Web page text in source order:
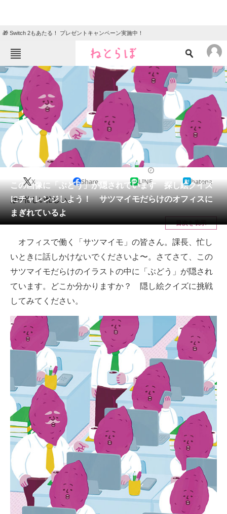
🎁 Switch 2もあたる！ プレゼントキャンペーン実施中！
ねとらぼメニュー
TOP ニュース
エンタメ クイズ
グルメ
住まい 教育・育児
動物 リサーチ
会員記事
メディア
注目記事を集めた総合ページ
ITの今と未来を見通す
スマホと通信の最新トレンド
進化するPCとデバイスの未来
ビジネスと働き方のヒント
AI活用のいまが分かる
企業ITのトレンドを詳説
経営リーダーのコミュニティ
マーケ×ITの今がよく分かる
ITエンジニア向け専門サイト
企業向けIT製品の総合サイト
IT製品の技術・比較・事例
製造業のIT導入・活用を支援
この画像に「ぶどう」が隠されています 探し絵クイズ
にチャレンジしよう！ サツマイモだらけのオフィスに
まぎれているよ
X Share LINE hatena
は〜忙しい忙しい。
目次を表示
オフィスで働く「サツマイモ」の皆さん。課長、忙し
いときに話しかけないでくださいよ〜。さてさて、この
サツマイモだらけのイラストの中に「ぶどう」が隠され
ています。どこか分かりますか？ 隠し絵クイズに挑戦
してみてください。